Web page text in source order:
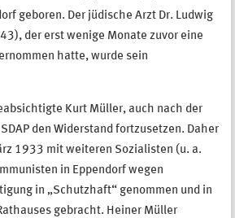
geboren. Der jüdische Arzt Dr. Ludwig
der erst wenige Monate zuvor eine
hatte, wurde sein
Kurt Müller, auch nach der
den Widerstand fortzusetzen. Daher
1933 mit weiteren Sozialisten (u. a.
in Eppendorf wegen
in „Schutzhaft“ genommen und in
gebracht. Heiner Müller